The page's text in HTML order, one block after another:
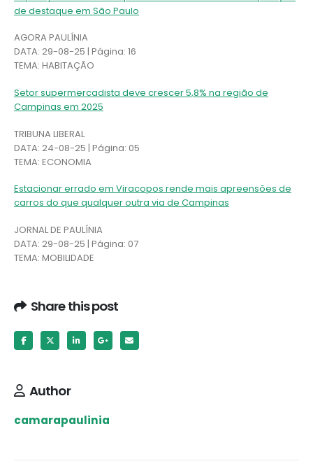
de destaque em São Paulo
AGORA PAULÍNIA
DATA: 29-08-25 | Página: 16
TEMA: HABITAÇÃO
Setor supermercadista deve crescer 5,8% na região de
Campinas em 2025
TRIBUNA LIBERAL
DATA: 24-08-25 | Página: 05
TEMA: ECONOMIA
Estacionar errado em Viracopos rende mais apreensões de
carros do que qualquer outra via de Campinas
JORNAL DE PAULÍNIA
DATA: 29-08-25 | Página: 07
TEMA: MOBILIDADE
Share this post
Author
camarapaulinia